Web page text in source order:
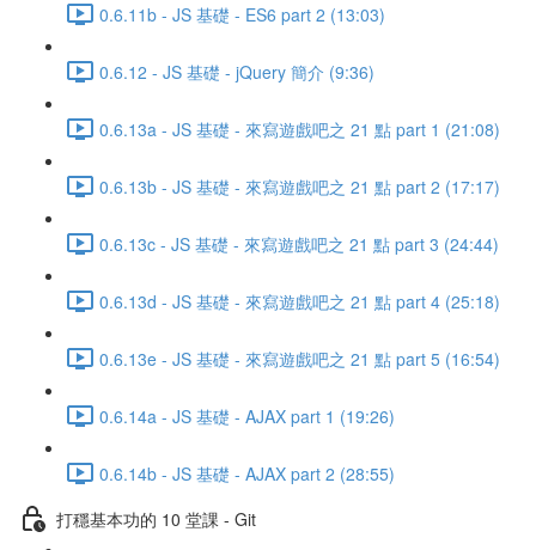
0.6.11b - JS 基礎 - ES6 part 2 (13:03)
0.6.12 - JS 基礎 - jQuery 簡介 (9:36)
0.6.13a - JS 基礎 - 來寫遊戲吧之 21 點 part 1 (21:08)
0.6.13b - JS 基礎 - 來寫遊戲吧之 21 點 part 2 (17:17)
0.6.13c - JS 基礎 - 來寫遊戲吧之 21 點 part 3 (24:44)
0.6.13d - JS 基礎 - 來寫遊戲吧之 21 點 part 4 (25:18)
0.6.13e - JS 基礎 - 來寫遊戲吧之 21 點 part 5 (16:54)
0.6.14a - JS 基礎 - AJAX part 1 (19:26)
0.6.14b - JS 基礎 - AJAX part 2 (28:55)
打穩基本功的 10 堂課 - Git